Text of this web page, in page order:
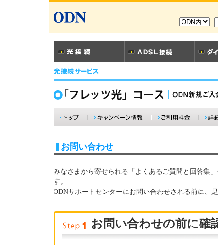
お問い合わせ
みなさまから寄せられる「よくあるご質問と回答集
す。
ODNサポートセンターにお問い合わせされる前に、
お問い合わせの前に確